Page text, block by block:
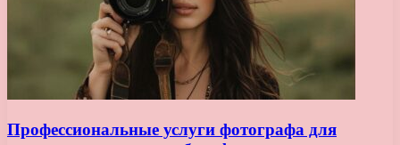
Профессиональные услуги фотографа для